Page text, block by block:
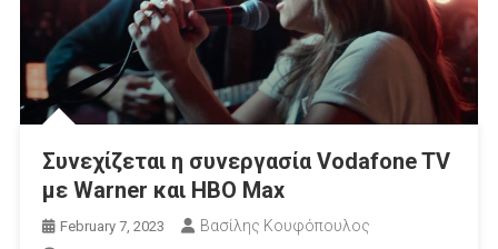
Συνεχίζεται η συνεργασία Vodafone TV
με Warner και HBO Max
February 7, 2023 Βασίλης Κουφόπουλος